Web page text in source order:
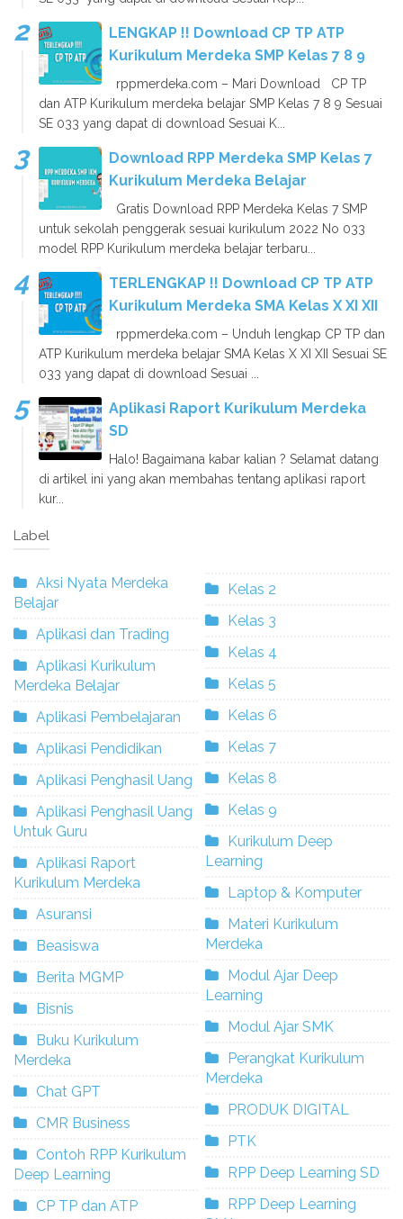
LENGKAP !! Download CP TP ATP
Kurikulum Merdeka SMP Kelas 7 8 9
rppmerdeka.com – Mari Download CP TP
dan ATP Kurikulum merdeka belajar SMP Kelas 7 8 9 Sesuai
SE 033 yang dapat di download Sesuai K...
Download RPP Merdeka SMP Kelas 7
Kurikulum Merdeka Belajar
Gratis Download RPP Merdeka Kelas 7 SMP
untuk sekolah penggerak sesuai kurikulum 2022 No 033
model RPP Kurikulum merdeka belajar terbaru...
TERLENGKAP !! Download CP TP ATP
Kurikulum Merdeka SMA Kelas X XI XII
rppmerdeka.com – Unduh lengkap CP TP dan
ATP Kurikulum merdeka belajar SMA Kelas X XI XII Sesuai SE
033 yang dapat di download Sesuai ...
Aplikasi Raport Kurikulum Merdeka
SD
Halo! Bagaimana kabar kalian ? Selamat datang
di artikel ini yang akan membahas tentang aplikasi raport
kur...
Label
Aksi Nyata Merdeka
Belajar
Aplikasi dan Trading
Aplikasi Kurikulum
Merdeka Belajar
Aplikasi Pembelajaran
Aplikasi Pendidikan
Aplikasi Penghasil Uang
Aplikasi Penghasil Uang
Untuk Guru
Aplikasi Raport
Kurikulum Merdeka
Asuransi
Beasiswa
Berita MGMP
Bisnis
Buku Kurikulum
Merdeka
Chat GPT
CMR Business
Contoh RPP Kurikulum
Deep Learning
CP TP dan ATP
Kelas 2
Kelas 3
Kelas 4
Kelas 5
Kelas 6
Kelas 7
Kelas 8
Kelas 9
Kurikulum Deep
Learning
Laptop & Komputer
Materi Kurikulum
Merdeka
Modul Ajar Deep
Learning
Modul Ajar SMK
Perangkat Kurikulum
Merdeka
PRODUK DIGITAL
PTK
RPP Deep Learning SD
RPP Deep Learning